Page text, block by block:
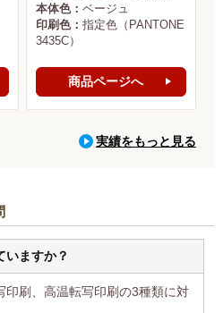
本体色： ベージュ
印刷色： 指定色（PANTONE
3435C）
商品ページへ
実績をもっと見る
いますか？
印刷、高温転写印刷の3種類に対